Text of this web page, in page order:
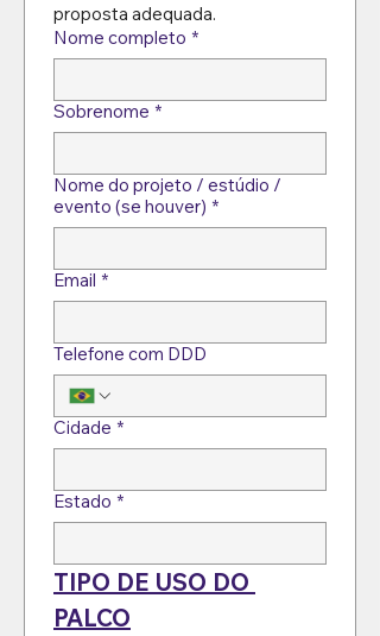
proposta adequada.
Nome completo *
Sobrenome *
Nome do projeto / estúdio /
evento (se houver) *
Email *
Telefone com DDD
Cidade *
Estado *
TIPO DE USO DO
PALCO